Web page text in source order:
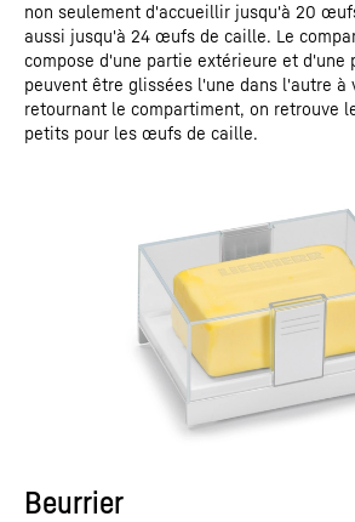
non seulement d'accueillir jusqu'à 20
aussi jusqu'à 24 œufs de caille. Le
compose d'une partie extérieure et d'une
peuvent être glissées l'une dans l'autre à
retournant le compartiment, on retrouve
petits pour les œufs de caille.
Beurrier